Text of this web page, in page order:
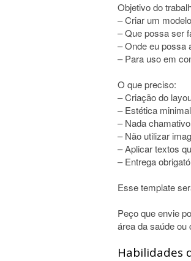
Objetivo do
– Criar um
– Que possa ser
– Onde eu possa
– Para uso em
O que preciso:
– Criação do
– Estética
– Nada
– Não utilizar
– Aplicar textos
– Entrega
Esse template
Peço que envie
área da saúde ou
Habilidades